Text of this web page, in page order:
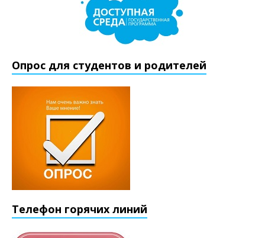
Опрос для студентов и родителей
Телефон горячих линий